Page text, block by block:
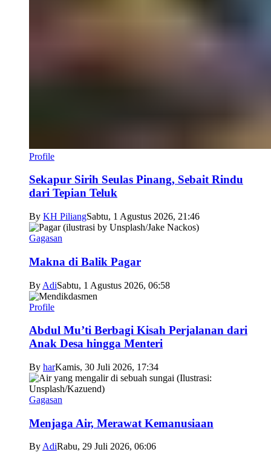
Profile
Sekapur Sirih Seulas Pinang, Sebait Rindu
dari Tepian Teluk
By KH PiliangSabtu, 1 Agustus 2026, 21:46
Gagasan
Makna di Balik Pagar
By AdiSabtu, 1 Agustus 2026, 06:58
Profile
Abdul Mu’ti Berbagi Kisah Perjalanan dari
Anak Desa hingga Menteri
By harKamis, 30 Juli 2026, 17:34
Gagasan
Menjaga Air, Merawat Kemanusiaan
ByAdiRabu, 29 Juli 2026, 06:06